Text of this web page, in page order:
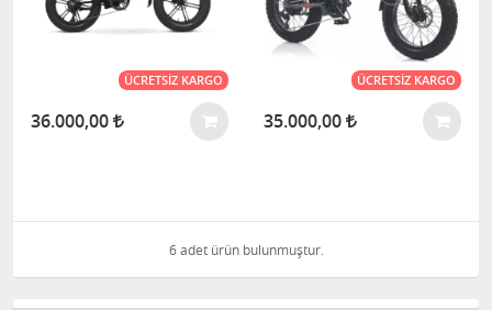
ÜCRETSIZ KARGO
36.000,00
ÜCRETSIZ KARGO
35.000,00
6 adet ürün bulunmuştur.